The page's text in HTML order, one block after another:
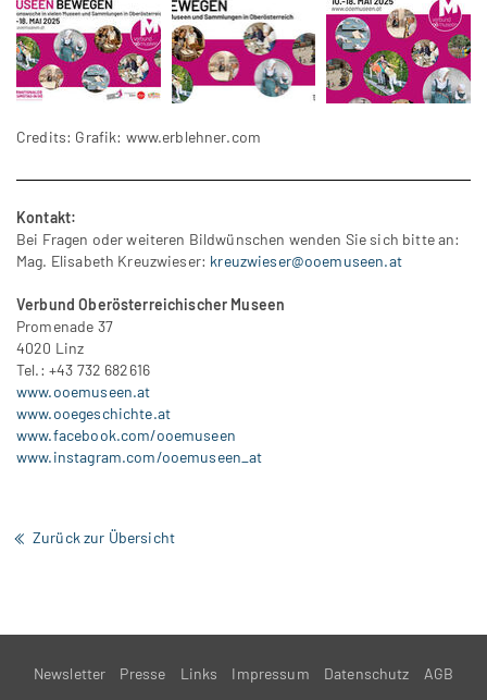
Credits: Grafik: www.erblehner.com
Kontakt:
Bei Fragen oder weiteren Bildwünschen wenden Sie sich bitte an:
Mag. Elisabeth Kreuzwieser: kreuzwieser@ooemuseen.at
Verbund Oberösterreichischer Museen
Promenade 37
4020 Linz
Tel.: +43 732 682616
www.ooemuseen.at
www.ooegeschichte.at
www.facebook.com/ooemuseen
www.instagram.com/ooemuseen_at
Zurück zur Übersicht
Newsletter Presse Links Impressum Datenschutz AGB